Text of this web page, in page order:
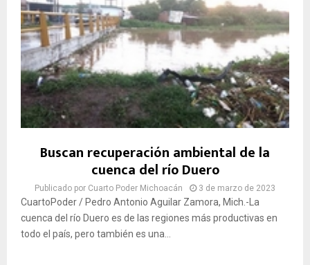
Buscan recuperación ambiental de la
cuenca del río Duero
Publicado por Cuarto Poder Michoacán 3 de marzo de 2023
CuartoPoder / Pedro Antonio Aguilar Zamora, Mich.-La
cuenca del río Duero es de las regiones más productivas en
todo el país, pero también es una...